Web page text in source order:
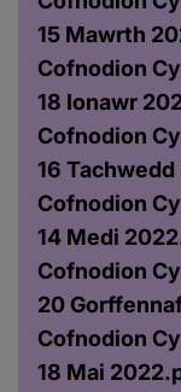
15 Mawrth
Cofnodion
18 Ionawr
Cofnodion
16
Cofnodion
14 Medi
Cofnodion
20
Cofnodion
18 Mai